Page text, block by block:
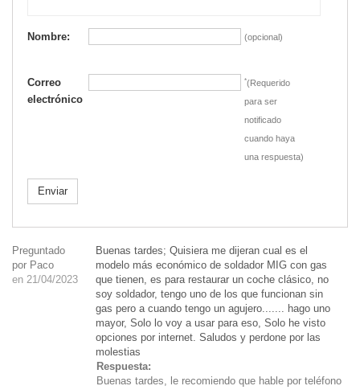
Nombre: (opcional)
Correo
electrónico
*(Requerido
para ser
notificado
cuando haya
una respuesta)
Enviar
Preguntado
por Paco
en 21/04/2023
Buenas tardes; Quisiera me dijeran cual es el
modelo más económico de soldador MIG con gas
que tienen, es para restaurar un coche clásico, no
soy soldador, tengo uno de los que funcionan sin
gas pero a cuando tengo un agujero....... hago uno
mayor, Solo lo voy a usar para eso, Solo he visto
opciones por internet. Saludos y perdone por las
molestias
Respuesta:
Buenas tardes, le recomiendo que hable por teléfono